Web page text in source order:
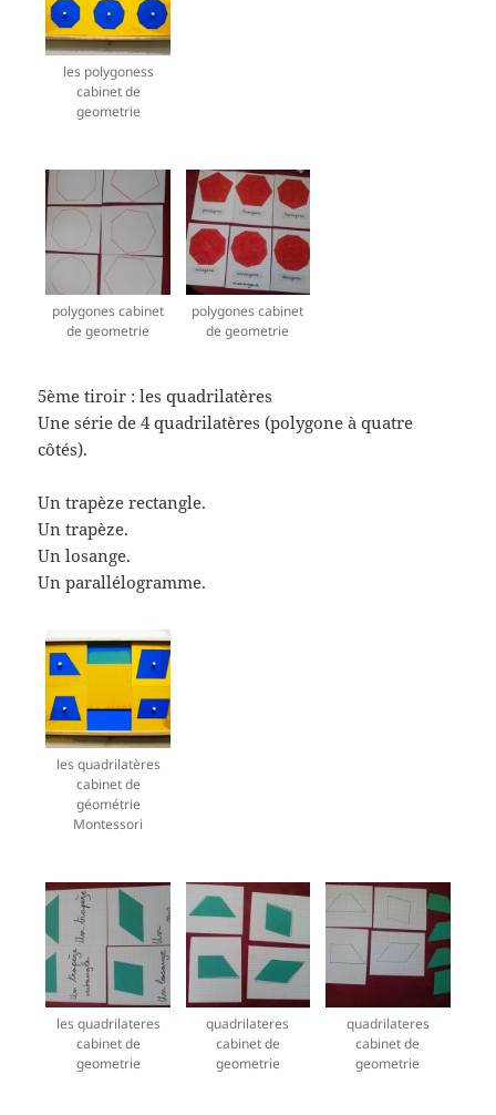
les polygoness
cabinet de
geometrie
polygones cabinet
de geometrie
polygones cabinet
de geometrie
5ème tiroir : les quadrilatères
Une série de 4 quadrilatères (polygone à quatre
côtés).
Un trapèze rectangle.
Un trapèze.
Un losange.
Un parallélogramme.
les quadrilatères
cabinet de
géométrie
Montessori
les quadrilateres
cabinet de
geometrie
quadrilateres
cabinet de
geometrie
quadrilateres
cabinet de
geometrie